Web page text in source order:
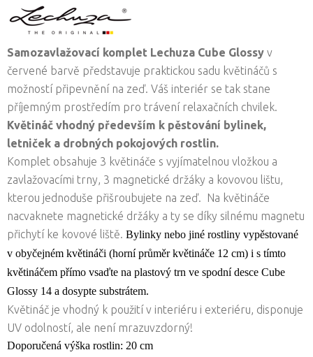
Samozavlažovací komplet Lechuza Cube Glossy v
červené barvě představuje praktickou sadu květináčů s
možností připevnění na zeď. Váš interiér se tak stane
příjemným prostředím pro trávení relaxačních chvilek.
Květináč vhodný především k pěstování bylinek,
letniček a drobných pokojových rostlin.
Komplet obsahuje 3 květináče s vyjímatelnou vložkou a
zavlažovacími trny, 3 magnetické držáky a kovovou lištu,
kterou jednoduše přišroubujete na zeď. Na květináče
nacvaknete magnetické držáky a ty se díky silnému magnetu
přichytí ke kovové liště. Bylinky nebo jiné rostliny vypěstované
v obyčejném květináči (horní průměr květináče 12 cm) i s tímto
květináčem přímo vsaďte na plastový trn ve spodní desce Cube
Glossy 14 a dosypte substrátem.
Květináč je vhodný k použití v interiéru i exteriéru, disponuje
UV odolností, ale není mrazuvzdorný!
Doporučená výška rostlin: 20 cm